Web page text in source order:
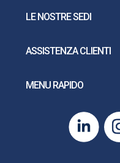
LE NOSTRE SEDI
ASSISTENZA CLIENTI
MENU RAPIDO